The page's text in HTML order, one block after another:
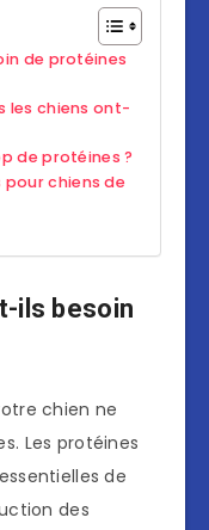
de protéines
les chiens ont-
de protéines ?
chiens de
ils besoin
chien ne
Les protéines
de
des